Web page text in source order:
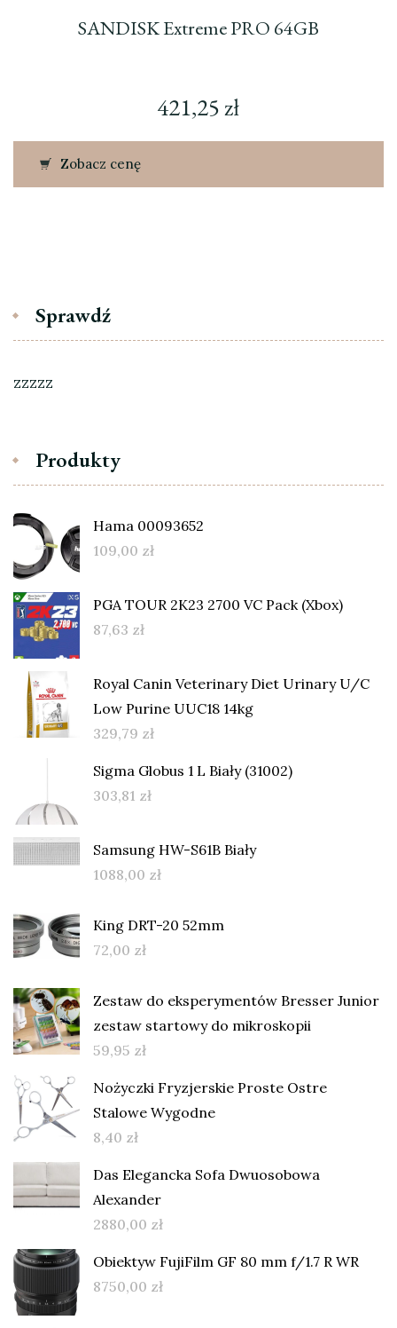
SANDISK Extreme PRO 64GB
421,25zł
Zobacz cenę
Sprawdź
zzzzz
Produkty
Hama 00093652
109,00 zł
PGA TOUR 2K23 2700 VC Pack (Xbox)
87,63 zł
Royal Canin Veterinary Diet Urinary U/C
Low Purine UUC18 14kg
329,79 zł
Sigma Globus 1 L Biały (31002)
303,81 zł
Samsung HW-S61B Biały
1088,00 zł
King DRT-20 52mm
72,00 zł
Zestaw do eksperymentów Bresser Junior
zestaw startowy do mikroskopii
59,95 zł
Nożyczki Fryzjerskie Proste Ostre
Stalowe Wygodne
8,40 zł
Das Elegancka Sofa Dwuosobowa
Alexander
2880,00 zł
Obiektyw FujiFilm GF 80 mm f/1.7 R WR
8750,00 zł